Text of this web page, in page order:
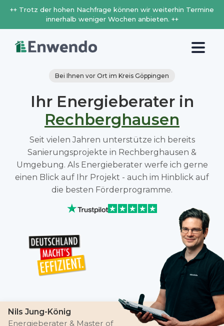
++ Trotz der hohen Nachfrage können wir weiterhin Termine
innerhalb weniger Wochen anbieten. ++
Bei Ihnen vor Ort im Kreis Göppingen
Ihr Energieberater in
Rechberghausen
Seit vielen Jahren unterstütze ich bereits
Sanierungsprojekte in Rechberghausen &
Umgebung. Als Energieberater werfe ich gerne
einen Blick auf Ihr Projekt - auch im Hinblick auf
die besten Förderprogramme.
Nils Jung-König
Energieberater & Master of